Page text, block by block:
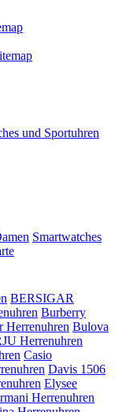
und Sportuhren
Smartwatches
BERSIGAR
Burberry
Herrenuhren Bulova
Herrenuhren
Casio
Davis 1506
Elysee
Herrenuhren